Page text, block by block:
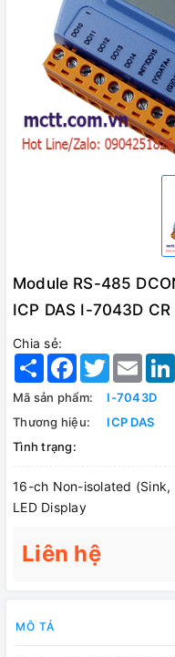
Module RS-485
ICP DAS I-7043D CR
Chia sẻ:
Share Facebook
TwitterEmail
Mã sản phẩm:
I-7043D
Thương hiệu:
ICP DAS
Tình trạng:
16-ch Non-isolated (Sink,
LED Display
Liên hệ
MÔ TẢ